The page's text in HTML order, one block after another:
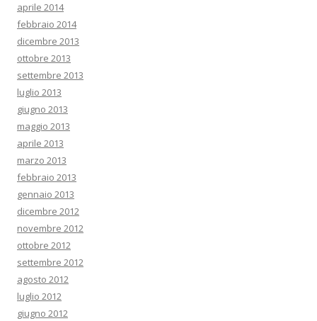
aprile 2014
febbraio 2014
dicembre 2013
ottobre 2013
settembre 2013
luglio 2013
giugno 2013
maggio 2013
aprile 2013
marzo 2013
febbraio 2013
gennaio 2013
dicembre 2012
novembre 2012
ottobre 2012
settembre 2012
agosto 2012
luglio 2012
giugno 2012